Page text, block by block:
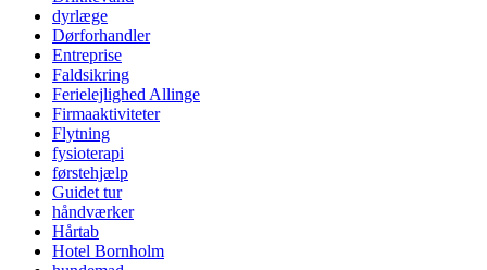
dyrlæge
Dørforhandler
Entreprise
Faldsikring
Ferielejlighed Allinge
Firmaaktiviteter
Flytning
fysioterapi
førstehjælp
Guidet tur
håndværker
Hårtab
Hotel Bornholm